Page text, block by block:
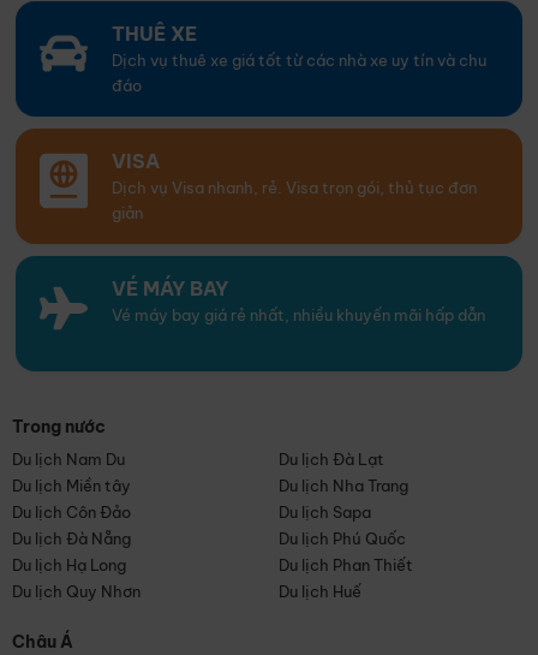
THUÊ XE
Dịch vụ thuê xe giá tốt từ các nhà xe uy tín và chu
đáo
VISA
Dịch vụ Visa nhanh, rẻ. Visa trọn gói, thủ tục đơn
giản
VÉ MÁY BAY
Vé máy bay giá rẻ nhất, nhiều khuyến mãi hấp dẫn
Trong nước
Du lịch Nam Du
Du lịch Đà Lạt
Du lịch Miền tây
Du lịch Nha Trang
Du lịch Côn Đảo
Du lịch Sapa
Du lịch Đà Nẵng
Du lịch Phú Quốc
Du lịch Hạ Long
Du lịch Phan Thiết
Du lịch Quy Nhơn
Du lịch Huế
Châu Á